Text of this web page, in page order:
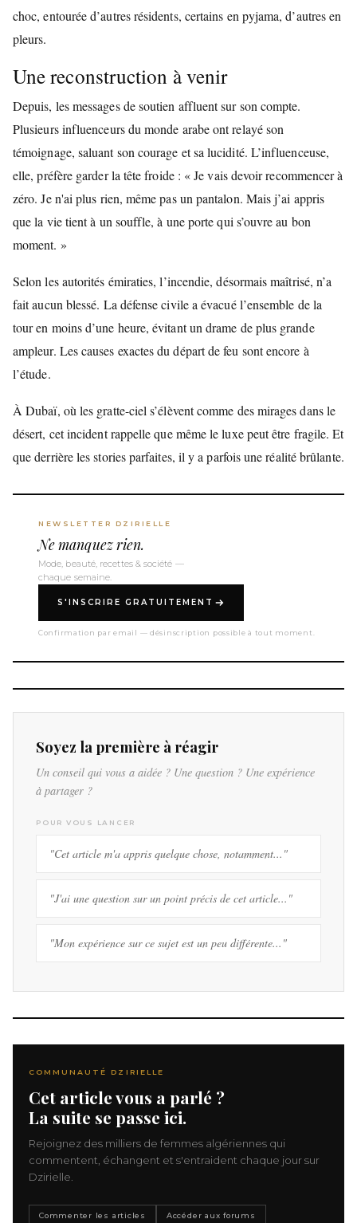
choc, entourée d’autres résidents, certains en pyjama, d’autres en
pleurs.
Une reconstruction à venir
Depuis, les messages de soutien affluent sur son compte.
Plusieurs influenceurs du monde arabe ont relayé son
témoignage, saluant son courage et sa lucidité. L’influenceuse,
elle, préfère garder la tête froide : « Je vais devoir recommencer à
zéro. Je n'ai plus rien, même pas un pantalon. Mais j’ai appris
que la vie tient à un souffle, à une porte qui s’ouvre au bon
moment. »
Selon les autorités émiraties, l’incendie, désormais maîtrisé, n’a
fait aucun blessé. La défense civile a évacué l’ensemble de la
tour en moins d’une heure, évitant un drame de plus grande
ampleur. Les causes exactes du départ de feu sont encore à
l’étude.
À Dubaï, où les gratte-ciel s’élèvent comme des mirages dans le
désert, cet incident rappelle que même le luxe peut être fragile. Et
que derrière les stories parfaites, il y a parfois une réalité brûlante.
NEWSLETTER DZIRIELLE
Ne manquez rien.
Mode, beauté, recettes & société —
chaque semaine.
S'INSCRIRE GRATUITEMENT
Confirmation par email — désinscription possible à tout moment.
Soyez la première à réagir
Un conseil qui vous a aidée ? Une question ? Une expérience
à partager ?
POUR VOUS LANCER
"Cet article m'a appris quelque chose, notamment..."
"J'ai une question sur un point précis de cet article..."
"Mon expérience sur ce sujet est un peu différente..."
COMMUNAUTÉ DZIRIELLE
Cet article vous a parlé ?
La suite se passe ici.
Rejoignez des milliers de femmes algériennes qui
commentent, échangent et s'entraident chaque jour sur
Dzirielle.
Commenter les articles Accéder aux forums